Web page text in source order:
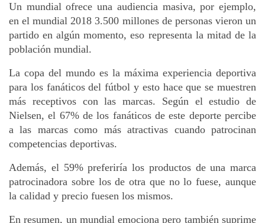
Un mundial ofrece una audiencia masiva, por ejemplo,
en el mundial 2018 3.500 millones de personas vieron un
partido en algún momento, eso representa la mitad de la
población mundial.
La copa del mundo es la máxima experiencia deportiva
para los fanáticos del fútbol y esto hace que se muestren
más receptivos con las marcas. Según el estudio de
Nielsen, el 67% de los fanáticos de este deporte percibe
a las marcas como más atractivas cuando patrocinan
competencias deportivas.
Además, el 59% preferiría los productos de una marca
patrocinadora sobre los de otra que no lo fuese, aunque
la calidad y precio fuesen los mismos.
En resumen, un mundial emociona pero también suprime